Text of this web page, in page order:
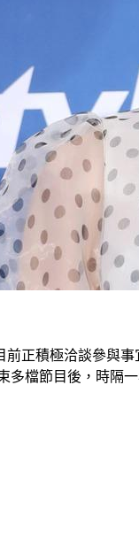
正積極洽談參與
多檔節目後，時隔